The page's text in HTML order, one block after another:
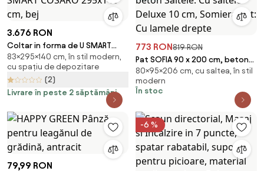
3.676 RON
Coltar in forma de U SMART
COSARO 295x140 cm, bej
83×295×140 cm, în stil modern,
cu spațiu de depozitare
(2)
Livrare în peste 2 săptămâni
773 RON819 RON
Pat SOFIA 90 x 200 cm, beton
Saltele: Cu saltele Deluxe 10
cm, Somiera pat: Cu lamele
drepte
80×95×206 cm, cu saltea, în stil
modern
În stoc
79,99 RON
-6 %